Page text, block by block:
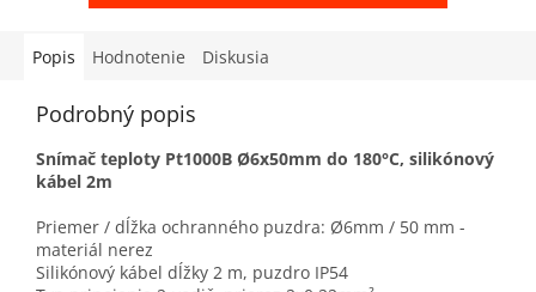
Popis Hodnotenie Diskusia
Podrobný popis
Snímač teploty Pt1000B Ø6x50mm do 180°C, silikónový
kábel 2m
Priemer / dĺžka ochranného puzdra: Ø6mm / 50 mm -
materiál nerez
Silikónový kábel dĺžky 2 m, puzdro IP54